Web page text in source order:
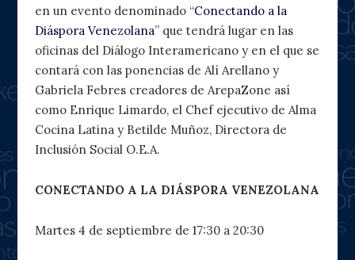
en un evento denominado “Conectando a la
Diáspora Venezolana” que tendrá lugar en las
oficinas del Diálogo Interamericano y en el que se
contará con las ponencias de Alí Arellano y
Gabriela Febres creadores de ArepaZone así
como Enrique Limardo, el Chef ejecutivo de Alma
Cocina Latina y Betilde Muñoz, Directora de
Inclusión Social O.E.A.
CONECTANDO A LA DIÁSPORA VENEZOLANA
Martes 4 de septiembre de 17:30 a 20:30